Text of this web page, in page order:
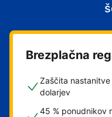
Brezplačna
Zaščita
dolarjev
45 % ponudnikov